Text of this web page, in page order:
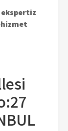
ekspertiz